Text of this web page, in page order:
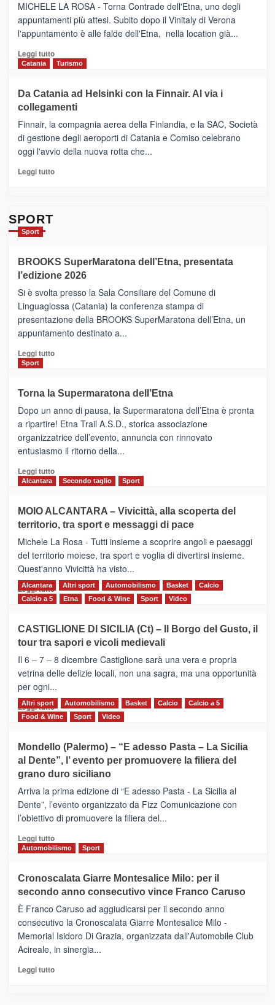
SUMMER
CLUB
–
Benanti
presenta
“Vino
&
Cultura
tappe
dell’enoturismo
MICHELE LA ROSA - Torna Contrade dell'Etna, uno degli
appuntamenti più attesi. Subito dopo il Vinitaly di Verona
l'appuntamento è alle falde dell'Etna, nella location già...
Leggi tuttoLeggi
di
RANDAZZO
–
Ci
siamo
quasi….
pronti
per
Catania Turismo
Da Catania ad Helsinki con la Finnair. Al via i
collegamenti
Finnair, la compagnia aerea della Finlandia, e la SAC, Società
di gestione degli aeroporti di Catania e Comiso celebrano
oggi l'avvio della nuova rotta che...
Leggi tuttoLeggi
con
la
Al
via
i
collegamenti
SPORT
Sport
BROOKS SuperMaratona dell’Etna, presentata
l’edizione 2026
Si è svolta presso la Sala Consiliare del Comune di
Linguaglossa (Catania) la conferenza stampa di
presentazione della BROOKS SuperMaratona dell’Etna, un
appuntamento destinato a...
Leggi tuttoLeggi
BROOKS
SuperMaratona
dell’Etna,
presentata
l’edizione
2026
Sport
Torna la Supermaratona dell’Etna
Dopo un anno di pausa, la Supermaratona dell’Etna è pronta
a ripartire! Etna Trail A.S.D., storica associazione
organizzatrice dell’evento, annuncia con rinnovato
entusiasmo il ritorno della...
Leggi tuttoLeggi
Torna
la
Supermaratona
dell’Etna
Alcantara Secondo taglio Sport
MOIO ALCANTARA – Vivicittà, alla scoperta del
territorio, tra sport e messaggi di pace
Michele La Rosa - Tutti insieme a scoprire angoli e paesaggi
del territorio moiese, tra sport e voglia di divertirsi insieme.
Quest'anno Vivicittà ha visto...
Leggi tutto Leggi
MOIO
ALCANTARA
–
Vivicittà,
alla
scoperta
del
territorio,
e
messaggi
di
Alcantara Altri sport Automobilismo Basket
Calcio
Calcio a 5
Etna Food & Wine Sport Video
CASTIGLIONE DI SICILIA (Ct) – Il Borgo del Gusto, il
tour tra sapori e vicoli medievali
Il 6 – 7 – 8 dicembre Castiglione sarà una vera e propria
vetrina delle delizie locali, non una sagra, ma una opportunità
per ogni...
Leggi tuttoLeggi
di
CASTIGLIONE
DI
SICILIA
(Ct)
–
Il
Borgo
Gusto,
il
tra
sapori
vicoli
medievali
Altri sport Automobilismo Basket Calcio
Calcio a 5
Food & Wine
Sport Video
Mondello (Palermo) – “E adesso Pasta – La Sicilia
al Dente”, l’ evento per promuovere la filiera del
grano duro siciliano
Arriva la prima edizione di “E adesso Pasta - La Sicilia al
Dente”, l’evento organizzato da Fizz Comunicazione con
l’obiettivo di promuovere la filiera del...
Leggi tuttoLeggi
di
Mondello
(Palermo)
–
“E
adesso
Pasta
–
Sicilia
Automobilismo Sport
Cronoscalata Giarre Montesalice Milo: per il
secondo anno consecutivo vince Franco Caruso
È Franco Caruso ad aggiudicarsi per il secondo anno
consecutivo la Cronoscalata Giarre Montesalice Milo -
Memorial Isidoro Di Grazia, organizzata dall'Automobile Club
Acireale, in sinergia...
Leggi tuttoLeggi